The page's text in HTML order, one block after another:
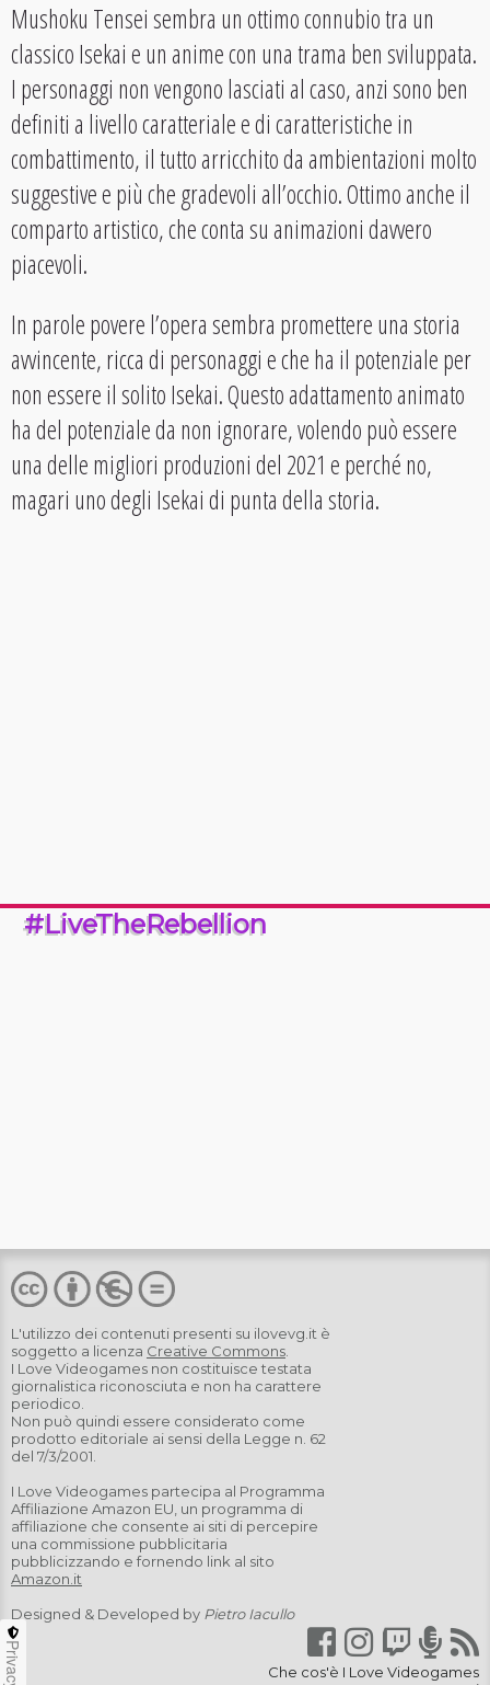
Mushoku Tensei sembra un ottimo connubio tra un
classico Isekai e un anime con una trama ben sviluppata.
I personaggi non vengono lasciati al caso, anzi sono ben
definiti a livello caratteriale e di caratteristiche in
combattimento, il tutto arricchito da ambientazioni molto
suggestive e più che gradevoli all’occhio. Ottimo anche il
comparto artistico, che conta su animazioni davvero
piacevoli.
In parole povere l’opera sembra promettere una storia
avvincente, ricca di personaggi e che ha il potenziale per
non essere il solito Isekai. Questo adattamento animato
ha del potenziale da non ignorare, volendo può essere
una delle migliori produzioni del 2021 e perché no,
magari uno degli Isekai di punta della storia.
#LiveTheRebellion
L'utilizzo dei contenuti presenti su ilovevg.it è
soggetto a licenza Creative Commons.
I Love Videogames non costituisce testata
giornalistica riconosciuta e non ha carattere
periodico.
Non può quindi essere considerato come
prodotto editoriale ai sensi della Legge n. 62
del 7/3/2001.
I Love Videogames partecipa al Programma
Affiliazione Amazon EU, un programma di
affiliazione che consente ai siti di percepire
una commissione pubblicitaria
pubblicizzando e fornendo link al sito
Amazon.it
Designed & Developed by Pietro Iacullo
Che cos'è I Love Videogames
Privacy